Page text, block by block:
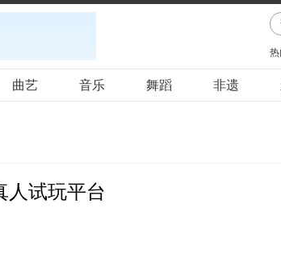
热
曲艺 音乐 舞蹈 非遗
人试玩平台